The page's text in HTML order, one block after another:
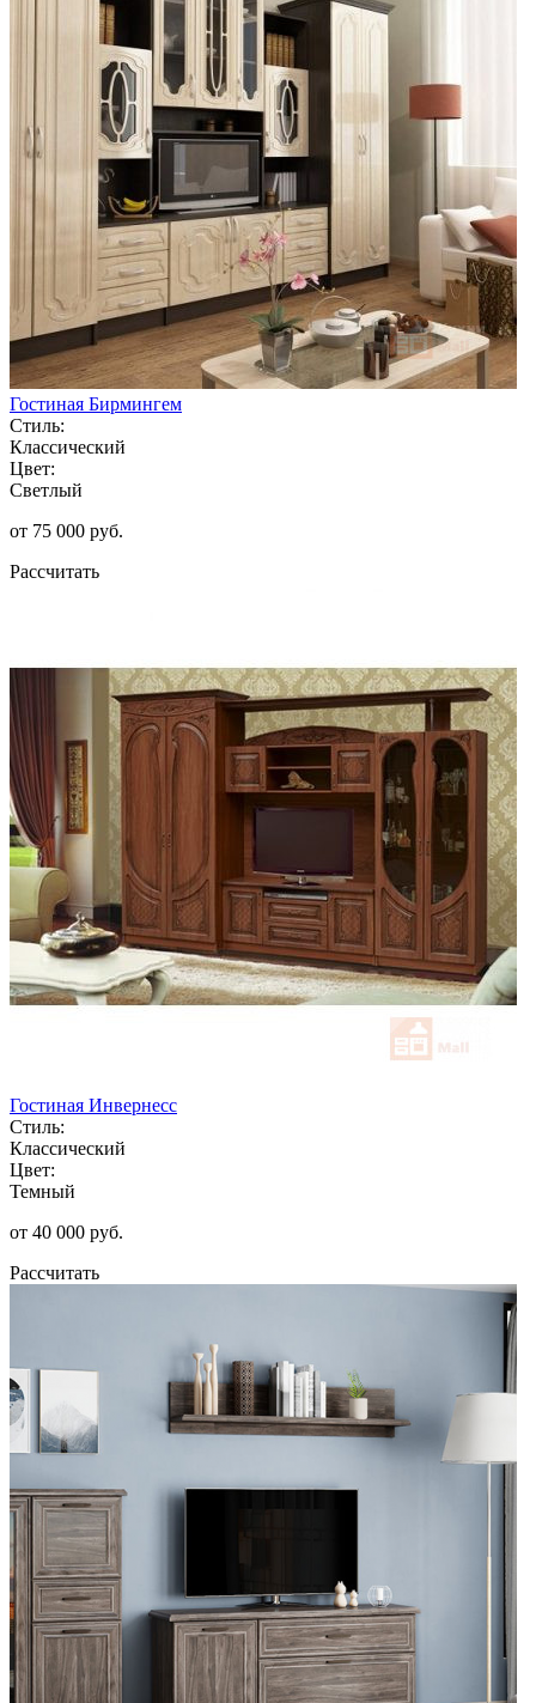
Гостиная Бирмингем
Стиль:
Классический
Цвет:
Светлый
от 75 000 руб.
Рассчитать
Гостиная Инвернесс
Стиль:
Классический
Цвет:
Темный
от 40 000 руб.
Рассчитать